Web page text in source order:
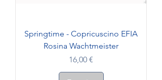
Springtime - Copricuscino EFIA
Rosina Wachtmeister
Prezzo
16,00 €